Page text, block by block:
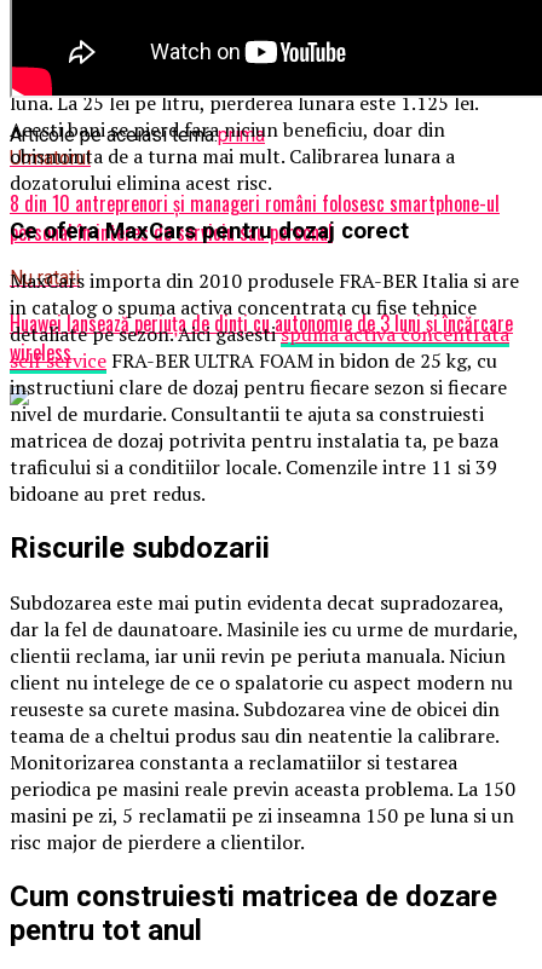
Articole pe aceiasi tema:prima
Urmatorul
8 din 10 antreprenori și manageri români folosesc smartphone-ul
personal în interes de serviciu sau personal
Nu ratati
Huawei lansează periuța de dinți cu autonomie de 3 luni și încărcare
wireless
spalatorie cu 150 masini pe zi, o supradozare de 10 ml pe
masina inseamna 1,5 litri in plus zilnic, adica 45 litri pe
luna. La 25 lei pe litru, pierderea lunara este 1.125 lei.
Acesti bani se pierd fara niciun beneficiu, doar din
obisnuinta de a turna mai mult. Calibrarea lunara a
dozatorului elimina acest risc.
Ce ofera MaxCars pentru dozaj corect
MaxCars importa din 2010 produsele FRA-BER Italia si are
in catalog o spuma activa concentrata cu fise tehnice
detaliate pe sezon. Aici gasestispuma activa concentrata
self service FRA-BER ULTRA FOAM in bidon de 25 kg, cu
instructiuni clare de dozaj pentru fiecare sezon si fiecare
nivel de murdarie. Consultantii te ajuta sa construiesti
matricea de dozaj potrivita pentru instalatia ta, pe baza
traficului si a conditiilor locale. Comenzile intre 11 si 39
bidoane au pret redus.
Riscurile subdozarii
Subdozarea este mai putin evidenta decat supradozarea,
dar la fel de daunatoare. Masinile ies cu urme de murdarie,
clientii reclama, iar unii revin pe periuta manuala. Niciun
client nu intelege de ce o spalatorie cu aspect modern nu
reuseste sa curete masina. Subdozarea vine de obicei din
teama de a cheltui produs sau din neatentie la calibrare.
Monitorizarea constanta a reclamatiilor si testarea
periodica pe masini reale previn aceasta problema. La 150
masini pe zi, 5 reclamatii pe zi inseamna 150 pe luna si un
risc major de pierdere a clientilor.
Cum construiesti matricea de dozare
pentru tot anul